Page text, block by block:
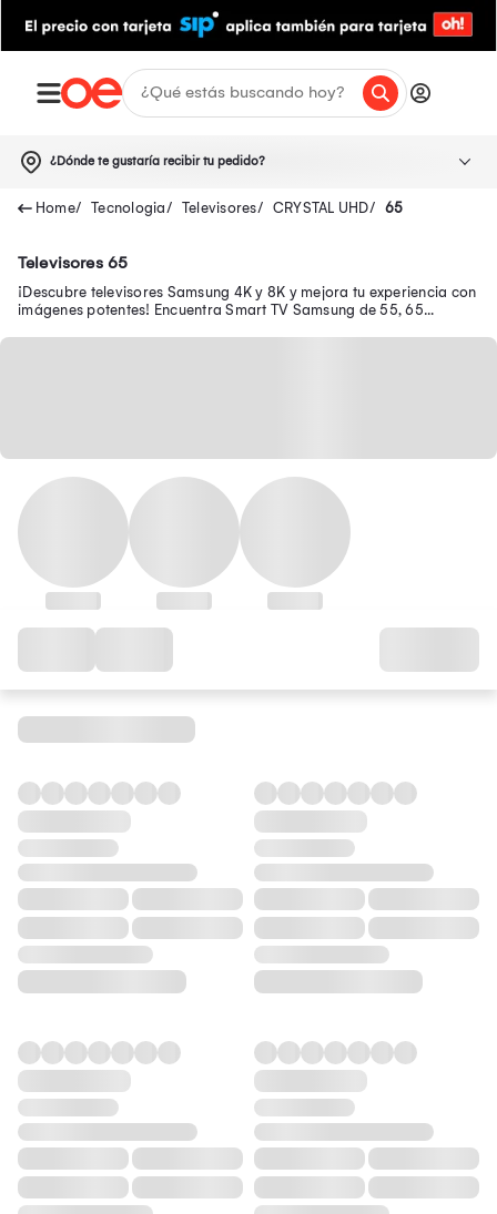
¿Dónde te gustaría recibir tu pedido?
Tecnologia Televisores CRYSTAL UHD 65
Televisores 65
¡Descubre televisores Samsung 4K y 8K y mejora tu experiencia con
imágenes potentes! Encuentra Smart TV Samsung de 55, 65